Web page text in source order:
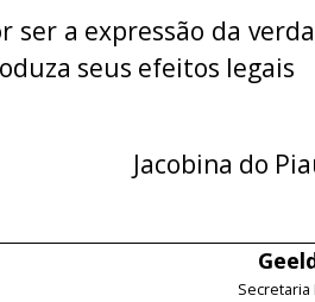
ser a expressão da
seus efeitos legais
Jacobina do